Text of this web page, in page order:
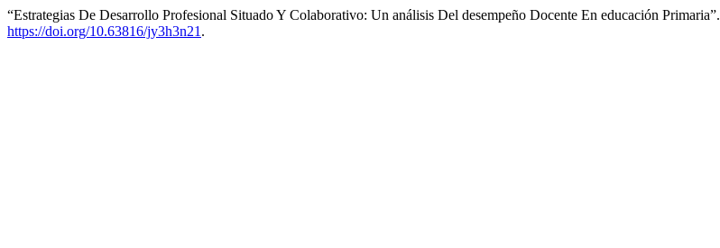
“Estrategias De Desarrollo Profesional Situado Y Colaborativo: Un análisis Del desempeño Docente En educación Primaria”.
https://doi.org/10.63816/jy3h3n21 .